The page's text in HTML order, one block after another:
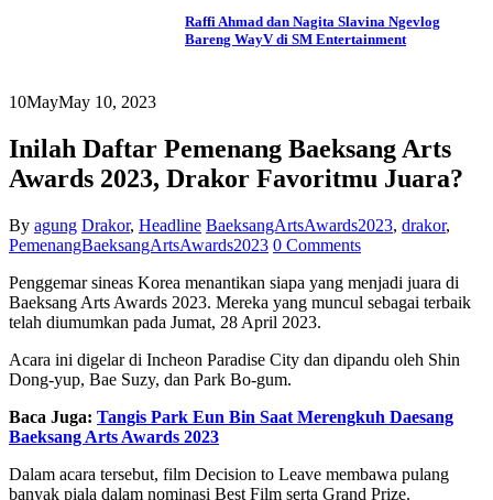
Raffi Ahmad dan Nagita Slavina Ngevlog
Bareng WayV di SM Entertainment
10MayMay 10, 2023
Inilah Daftar Pemenang Baeksang Arts
Awards 2023, Drakor Favoritmu Juara?
By agung Drakor, Headline BaeksangArtsAwards2023, drakor,
PemenangBaeksangArtsAwards2023 0 Comments
Penggemar sineas Korea menantikan siapa yang menjadi juara di
Baeksang Arts Awards 2023. Mereka yang muncul sebagai terbaik
telah diumumkan pada Jumat, 28 April 2023.
Acara ini digelar di Incheon Paradise City dan dipandu oleh Shin
Dong-yup, Bae Suzy, dan Park Bo-gum.
Baca Juga: Tangis Park Eun Bin Saat Merengkuh Daesang
Baeksang Arts Awards 2023
Dalam acara tersebut, film Decision to Leave membawa pulang
banyak piala dalam nominasi Best Film serta Grand Prize.